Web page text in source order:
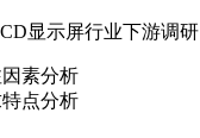
显示屏行业下游调研
分析
分析